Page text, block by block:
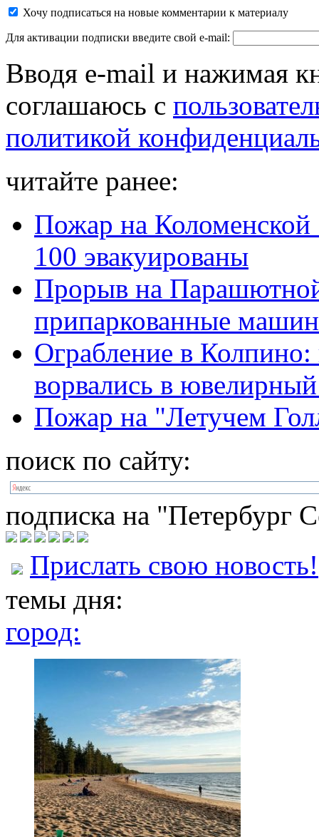
Хочу подписаться на новые комментарии к материалу
Для активации подписки введите свой e-mail:
Вводя e-mail и нажимая
соглашаюсь с
политикой
читайте ранее:
Пожар на Коломенской
100 эвакуированы
Прорыв на
припаркованные
Ограбление в Колпино:
ворвались в
Пожар на "Летучем
поиск по сайту:
подписка на "Петербург
Прислать свою новость!
темы дня:
город: